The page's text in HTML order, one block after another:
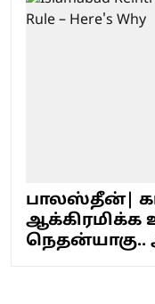
பாலஸ்தீன்|
ஆக்கிரமிக்க
நெதன்யாகு..